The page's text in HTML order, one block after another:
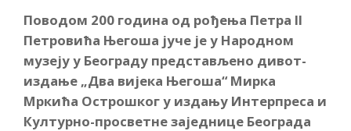
Поводом 200 година од рођења Петра II
Петровића Његоша јуче је у Народном
музеју у Београду представљено дивот-
издање „Два вијека Његоша“ Мирка
Мркића Острошког у издању Интерпреса и
Културно-просветне заједнице Београда